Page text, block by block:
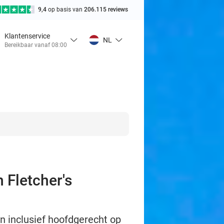
9,4 op basis van 206.115 reviews
Klantenservice
Bereikbaar vanaf 08:00
NL
Fletcher's
inclusief hoofdgerecht op